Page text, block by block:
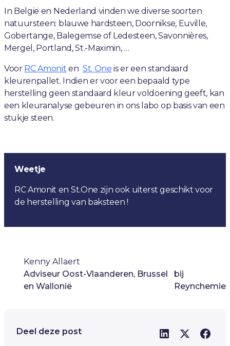
In België en Nederland vinden we diverse soorten
natuursteen: blauwe hardsteen, Doornikse, Euville,
Gobertange, Balegemse of Ledesteen, Savonnières,
Mergel, Portland, St.-Maximin, …
Voor RC Amonit en St. One is er een standaard
kleurenpallet. Indien er voor een bepaald type
herstelling geen standaard kleur voldoening geeft, kan
een kleuranalyse gebeuren in ons labo op basis van een
stukje steen.
Weetje
RC Amonit en St.One zijn ook uiterst geschikt voor
de herstelling van baksteen !
Kenny Allaert
Adviseur Oost-Vlaanderen, Brussel
en Wallonië
bij
Reynchemie
Deel deze post